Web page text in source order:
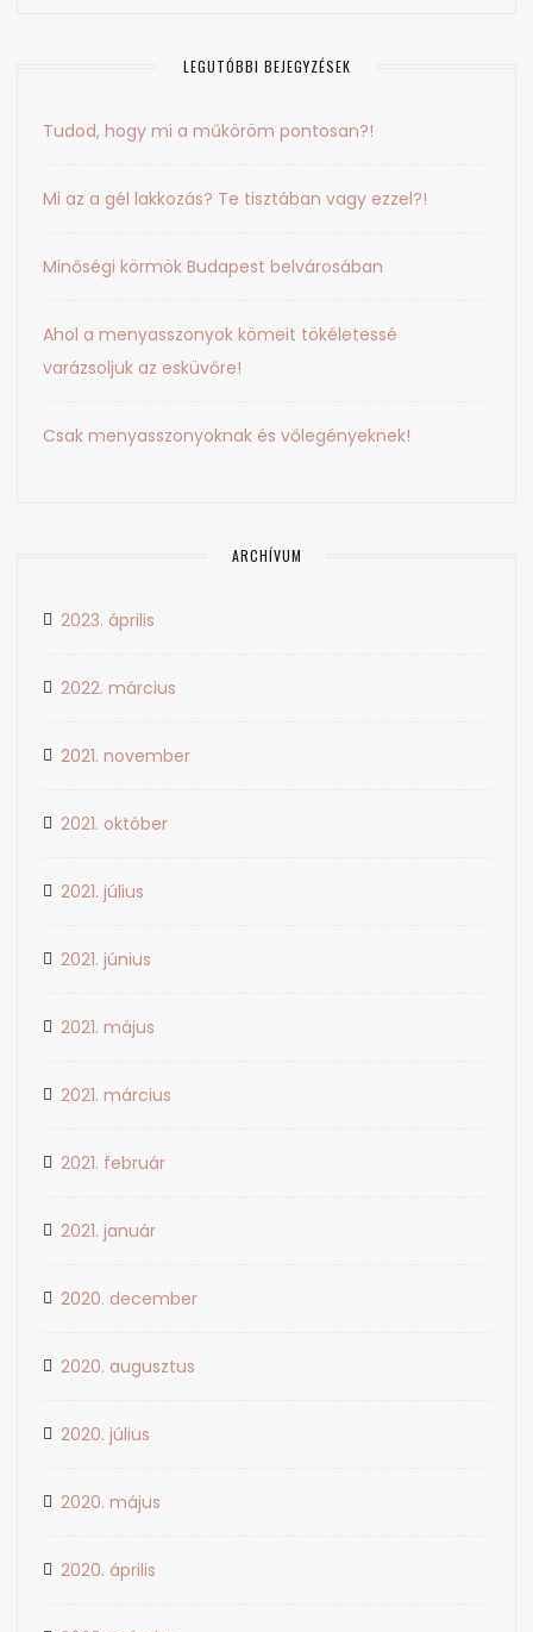
LEGUTÓBBI BEJEGYZÉSEK
Tudod, hogy mi a műköröm pontosan?!
Mi az a gél lakkozás? Te tisztában vagy ezzel?!
Minőségi körmök Budapest belvárosában
Ahol a menyasszonyok kömeit tökéletessé
varázsoljuk az esküvőre!
Csak menyasszonyoknak és vőlegényeknek!
ARCHÍVUM
2023. április
2022. március
2021. november
2021. október
2021. július
2021. június
2021. május
2021. március
2021. február
2021. január
2020. december
2020. augusztus
2020. július
2020. május
2020. április